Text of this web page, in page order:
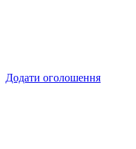
Додати оголошення